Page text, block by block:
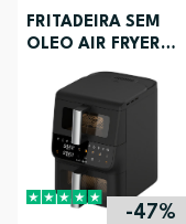
FRITADEIRA SEM
OLEO AIR FRYER
TOWERCHEF
-47%